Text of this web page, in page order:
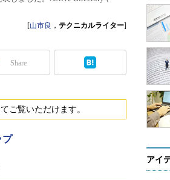
Master of IP Network
Security & Trust
Test & Tools
[山市良 ， テクニカルライター]
Share
ご覧いただけます。
プ
アイ